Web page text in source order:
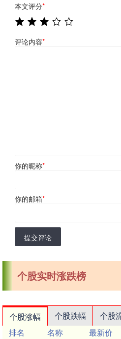
本文评分*
评论内容*
你的昵称*
你的邮箱*
提交评论
个股实时涨跌榜
个股涨幅 个股跌幅 个股
排名
名称 最新价